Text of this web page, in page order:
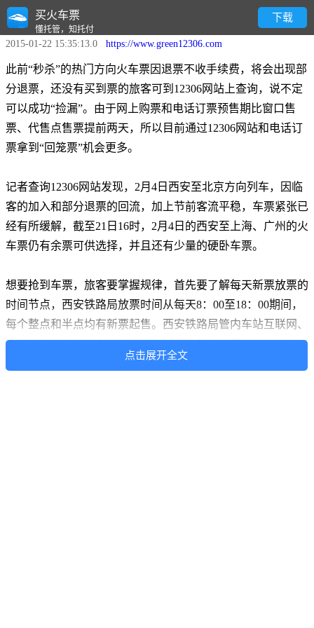
买火车票
懂托管，知托付
下载
怎样开抢“回笼票”
2015-01-22 15:35:13.0 https://www.green12306.com
此前“秒杀”的热门方向火车票因退票不收手续费，将会出现部
分退票，还没有买到票的旅客可到12306网站上查询，说不定
可以成功“捡漏”。由于网上购票和电话订票预售期比窗口售
票、代售点售票提前两天，所以目前通过12306网站和电话订
票拿到“回笼票”机会更多。
记者查询12306网站发现，2月4日西安至北京方向列车，因临
客的加入和部分退票的回流，加上节前客流平稳，车票紧张已
经有所缓解，截至21日16时，2月4日的西安至上海、广州的火
车票仍有余票可供选择，并且还有少量的硬卧车票。
想要抢到车票，旅客要掌握规律，首先要了解每天新票放票的
时间节点，西安铁路局放票时间从每天8：00至18：00期间，
每个整点和半点均有新票起售。西安铁路局管内车站互联网、
电话订票起售时间为：西安北站10：30起售；西安11：30起
售；宝鸡、宝鸡南12：00起售；汉中12：30起售；延安15：00
点击展开全文